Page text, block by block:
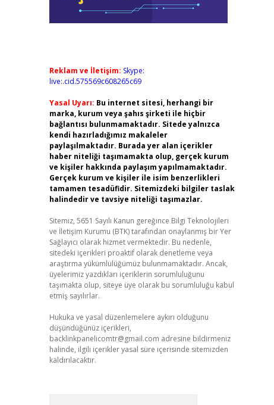
Reklam ve İletişim: Skype:
live:.cid.575569c608265c69
Yasal Uyarı: Bu internet sitesi, herhangi bir
marka, kurum veya şahıs şirketi ile hiçbir
bağlantısı bulunmamaktadır. Sitede yalnızca
kendi hazırladığımız makaleler
paylaşılmaktadır. Burada yer alan içerikler
haber niteliği taşımamakta olup, gerçek kurum
ve kişiler hakkında paylaşım yapılmamaktadır.
Gerçek kurum ve kişiler ile isim benzerlikleri
tamamen tesadüfidir. Sitemizdeki bilgiler taslak
halindedir ve tavsiye niteliği taşımazlar.
Sitemiz, 5651 Sayılı Kanun gereğince Bilgi Teknolojileri
ve İletişim Kurumu (BTK) tarafından onaylanmış bir Yer
Sağlayıcı olarak hizmet vermektedir. Bu nedenle,
sitedeki içerikleri proaktif olarak denetleme veya
araştırma yükümlülüğümüz bulunmamaktadır. Ancak,
üyelerimiz yazdıkları içeriklerin sorumluluğunu
taşımakta olup, siteye üye olarak bu sorumluluğu kabul
etmiş sayılırlar.
Hukuka ve yasal düzenlemelere aykırı olduğunu
düşündüğünüz içerikleri,
backlinkpanelicomtr@gmail.com adresine bildirmeniz
halinde, ilgili içerikler yasal süre içerisinde sitemizden
kaldırılacaktır.